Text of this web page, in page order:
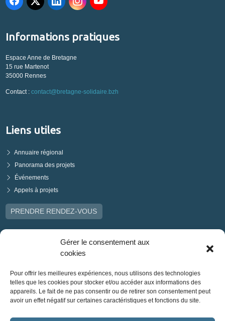
Gérer le consentement aux
cookies
Pour offrir les meilleures expériences, nous utilisons des technologies
telles que les cookies pour stocker et/ou accéder aux informations des
appareils. Le fait de ne pas consentir ou de retirer son consentement peut
avoir un effet négatif sur certaines caractéristiques et fonctions du site.
Informations pratiques
Espace Anne de Bretagne
15 rue Martenot
35000 Rennes
Contact : contact@bretagne-solidaire.bzh
Liens utiles
Annuaire régional
Panorama des projets
Événements
Appels à projets
PRENDRE RENDEZ-VOUS